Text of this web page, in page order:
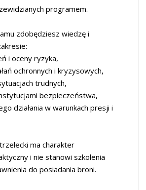
programem.
zdobędziesz wiedzę i
i oceny ryzyka,
ochronnych i kryzysowych,
trudnych,
bezpieczeństwa,
działania w warunkach presji i
ma charakter
i nie stanowi szkolenia
do posiadania broni.